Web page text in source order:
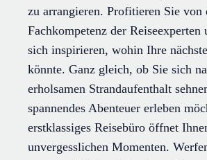
zu arrangieren. Profitieren Sie von
Fachkompetenz der Reiseexperten
sich inspirieren, wohin Ihre
könnte. Ganz gleich, ob Sie sich
erholsamen Strandaufenthalt
spannendes Abenteuer erleben
erstklassiges Reisebüro öffnet
unvergesslichen Momenten.